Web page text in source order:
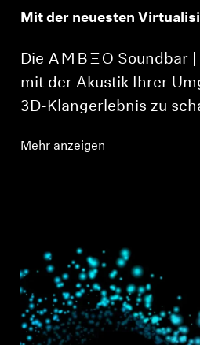
Mit der neuesten
Die -AMBEO- Soundbar
mit der Akustik Ihrer
3D-Klangerlebnis zu
Mehr anzeigen